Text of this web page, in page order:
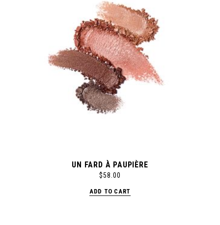
UN FARD À PAUPIÈRE
$58.00
ADD TO CART